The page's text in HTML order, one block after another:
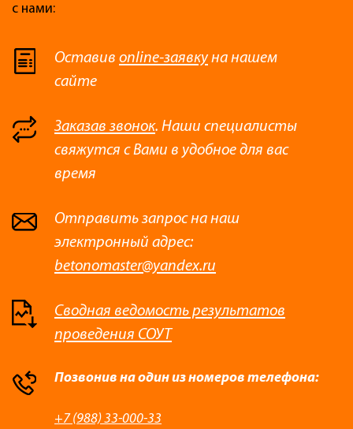
с нами:
Оставив online-заявкуна нашем
сайте
Заказав звонок. Наши специалисты
свяжутся с Вами в удобное для вас
время
Отправить запрос на наш
электронный адрес:
betonomaster@yandex.ru
Сводная ведомость результатов
проведения СОУТ
Позвонив на один из номеров телефона:
+7 (988) 33-000-33